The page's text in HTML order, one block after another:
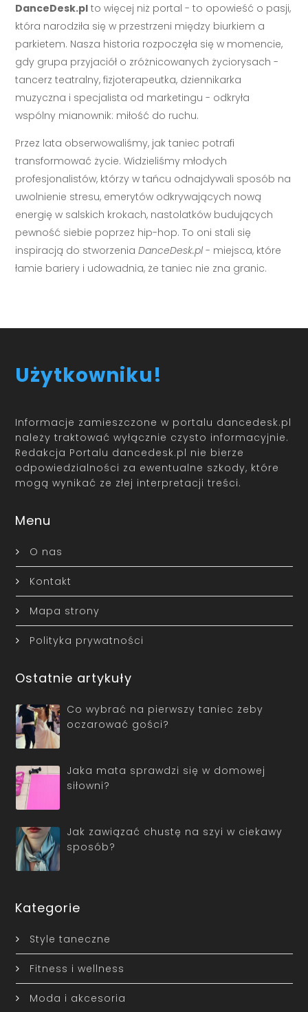
DanceDesk.pl to więcej niż portal - to opowieść o pasji,
która narodziła się w przestrzeni między biurkiem a
parkietem. Nasza historia rozpoczęła się w momencie,
gdy grupa przyjaciół o zróżnicowanych życiorysach -
tancerz teatralny, fizjoterapeutka, dziennikarka
muzyczna i specjalista od marketingu - odkryła
wspólny mianownik: miłość do ruchu.
Przez lata obserwowaliśmy, jak taniec potrafi
transformować życie. Widzieliśmy młodych
profesjonalistów, którzy w tańcu odnajdywali sposób na
uwolnienie stresu, emerytów odkrywających nową
energię w salskich krokach, nastolatków budujących
pewność siebie poprzez hip-hop. To oni stali się
inspiracją do stworzeniaDanceDesk.pl - miejsca, które
łamie bariery i udowadnia, że taniec nie zna granic.
Użytkowniku!
Informacje zamieszczone w portalu dancedesk.pl
należy traktować wyłącznie czysto informacyjnie.
Redakcja Portalu dancedesk.pl nie bierze
odpowiedzialności za ewentualne szkody, które
mogą wynikać ze złej interpretacji treści.
Menu
O nas
Kontakt
Mapa strony
Polityka prywatności
Ostatnie artykuły
Co wybrać na pierwszy taniec żeby
oczarować gości?
Jaka mata sprawdzi się w domowej
siłowni?
Jak zawiązać chustę na szyi w ciekawy
sposób?
Kategorie
Style taneczne
Fitness i wellness
Moda i akcesoria